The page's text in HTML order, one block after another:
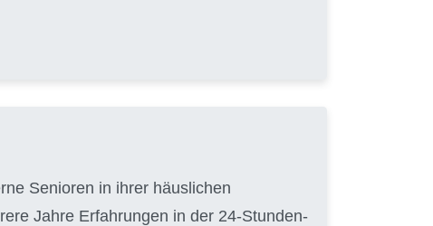
Senioren in ihrer häuslichen
Jahre Erfahrungen in der 24-Stunden-